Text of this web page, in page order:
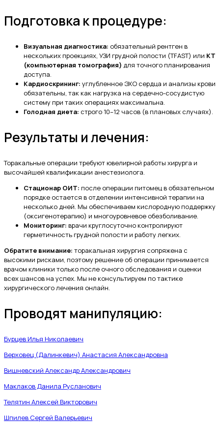
Подготовка к процедуре:
Визуальная диагностика: обязательный рентген в
нескольких проекциях, УЗИ грудной полости (TFAST) или КТ
(компьютерная томография) для точного планирования
доступа.
Кардиоскрининг: углубленное ЭХО сердца и анализы крови
обязательны, так как нагрузка на сердечно-сосудистую
систему при таких операциях максимальна.
Голодная диета: строго 10–12 часов (в плановых случаях).
Результаты и лечения:
Торакальные операции требуют ювелирной работы хирурга и
высочайшей квалификации анестезиолога.
Стационар ОИТ: после операции питомец в обязательном
порядке остается в отделении интенсивной терапии на
несколько дней. Мы обеспечиваем кислородную поддержку
(оксигенотерапию) и многоуровневое обезболивание.
Мониторинг: врачи круглосуточно контролируют
герметичность грудной полости и работу легких.
Обратите внимание: торакальная хирургия сопряжена с
высокими рисками, поэтому решение об операции принимается
врачом клиники только после очного обследования и оценки
всех шансов на успех. Мы не консультируем по тактике
хирургического лечения онлайн.
Проводят манипуляцию:
Бурцев Илья Николаевич
Верховец (Далинкевич) Анастасия Александровна
Вишневский Александр Александрович
Маклаков Данила Русланович
Телятин Алексей Викторович
Шпилев Сергей Валерьевич